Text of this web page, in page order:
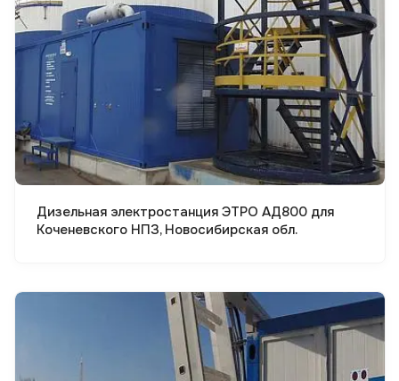
Смотреть проект
Дизельная электростанция ЭТРО АД800 для
Коченевского НПЗ, Новосибирская обл.